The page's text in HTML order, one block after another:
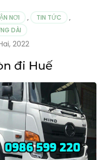
NƠI , TIN TỨC
,
DÀI
2022
đi Huế